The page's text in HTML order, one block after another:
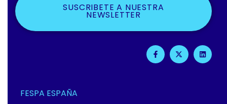
SUSCRIBETE A NUESTRA
NEWSLETTER
F
A
C
X
-
T
L
I
N
FESPA ESPAÑA